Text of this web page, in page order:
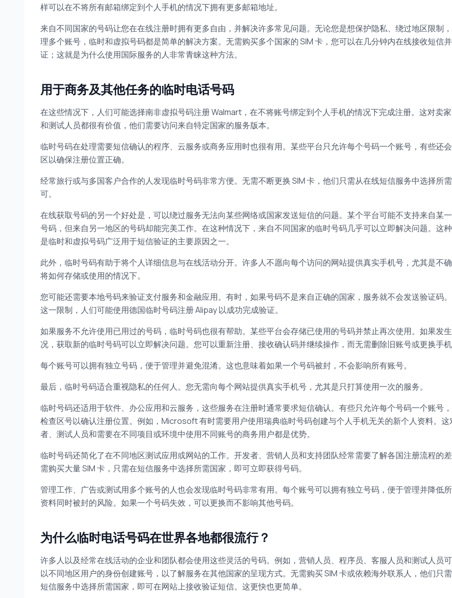
样可以在不将所有邮箱绑定到个人手机的情况下拥有更多邮箱地址。
来自不同国家的号码让您在在线注册时拥有更多自由，并解决许多常见问题。无论您是想保护隐私、绕过地区限制
理多个账号，临时和虚拟号码都是简单的解决方案。无需购买多个国家的 SIM 卡，您可以在几分钟内在线接收短信
证；这就是为什么使用国际服务的人非常青睐这种方法。
用于商务及其他任务的临时电话号码
在这些情况下，人们可能选择南非虚拟号码注册 Walmart，在不将账号绑定到个人手机的情况下完成注册。这对卖
和测试人员都很有价值，他们需要访问来自特定国家的服务版本。
临时号码在处理需要短信确认的程序、云服务或商务应用时也很有用。某些平台只允许每个号码一个账号，有些还
区以确保注册位置正确。
经常旅行或与多国客户合作的人发现临时号码非常方便。无需不断更换 SIM 卡，他们只需从在线短信服务中选择所
可。
在线获取号码的另一个好处是，可以绕过服务无法向某些网络或国家发送短信的问题。某个平台可能不支持来自某
号码，但来自另一地区的号码却能完美工作。在这种情况下，来自不同国家的临时号码几乎可以立即解决问题。这
是临时和虚拟号码广泛用于短信验证的主要原因之一。
此外，临时号码有助于将个人详细信息与在线活动分开。许多人不愿向每个访问的网站提供真实手机号，尤其是不
将如何存储或使用的情况下。
您可能还需要本地号码来验证支付服务和金融应用。有时，如果号码不是来自正确的国家，服务就不会发送验证码
这一限制，人们可能使用德国临时号码注册 Alipay 以成功完成验证。
如果服务不允许使用已用过的号码，临时号码也很有帮助。某些平台会存储已使用的号码并禁止再次使用。如果发
况，获取新的临时号码可以立即解决问题。您可以重新注册、接收确认码并继续操作，而无需删除旧账号或更换手
每个账号可以拥有独立号码，便于管理并避免混淆。这也意味着如果一个号码被封，不会影响所有账号。
最后，临时号码适合重视隐私的任何人。您无需向每个网站提供真实手机号，尤其是只打算使用一次的服务。
临时号码还适用于软件、办公应用和云服务，这些服务在注册时通常要求短信确认。有些只允许每个号码一个账号
检查区号以确认注册位置。例如，Microsoft 有时需要用户使用瑞典临时号码创建与个人手机无关的新个人资料。这
者、测试人员和需要在不同项目或环境中使用不同账号的商务用户都是优势。
临时号码还简化了在不同地区测试应用或网站的工作。开发者、营销人员和支持团队经常需要了解各国注册流程的
需购买大量 SIM 卡，只需在短信服务中选择所需国家，即可立即获得号码。
管理工作、广告或测试用多个账号的人也会发现临时号码非常有用。每个账号可以拥有独立号码，便于管理并降低
资料同时被封的风险。如果一个号码失效，可以更换而不影响其他号码。
为什么临时电话号码在世界各地都很流行？
许多人以及经常在线活动的企业和团队都会使用这些灵活的号码。例如，营销人员、程序员、客服人员和测试人员
以不同地区用户的身份创建账号，以了解服务在其他国家的呈现方式。无需购买 SIM 卡或依赖海外联系人，他们只
短信服务中选择所需国家，即可在网站上接收验证短信。这更快也更简单。